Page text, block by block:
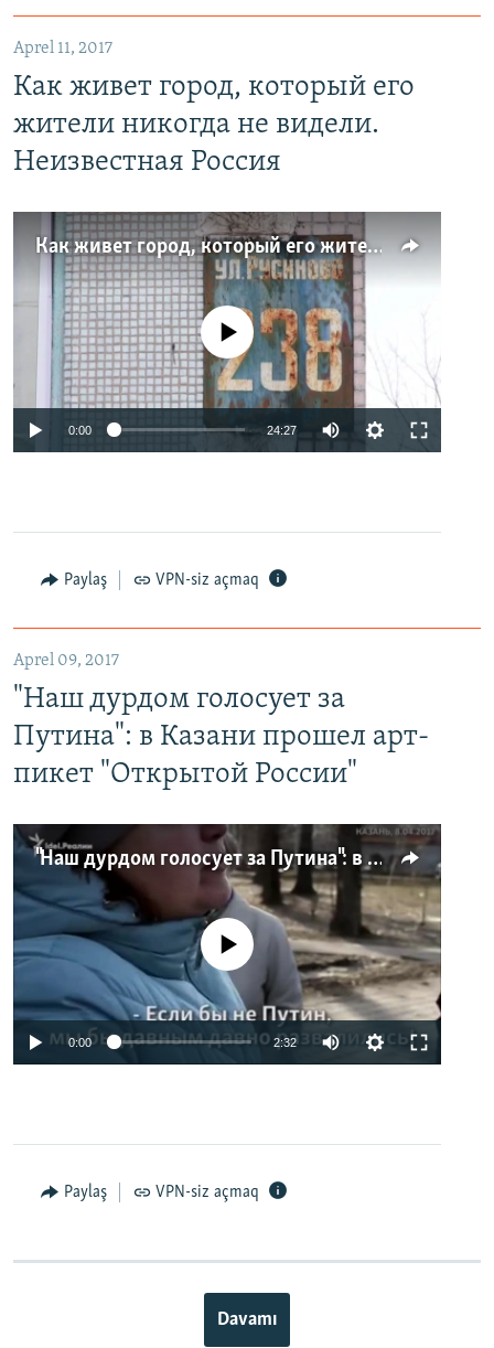
Aprel 11, 2017
Как живет город, который его
жители никогда не видели.
Неизвестная Россия
Как живет город, который его жители никогда не видели. Неизвестная Россия
No media source currently available
0:00 24:27
Paylaş VPN-siz açmaq
Aprel 09, 2017
"Наш дурдом голосует за
Путина": в Казани прошел арт-
пикет "Открытой России"
"Наш дурдом голосует за Путина": в Казани прошел арт-пикет "Открытой России"
No media source currently available
0:00 2:32
Paylaş VPN-siz açmaq
Davamı